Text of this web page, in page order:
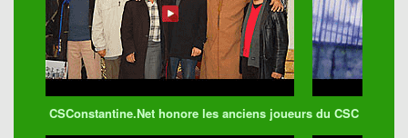
CSConstantine.Net honore les anciens joueurs du CSC